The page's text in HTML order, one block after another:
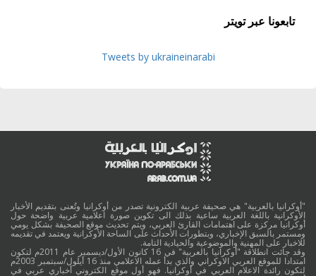
تابعونا عبر تويتر
Tweets by ukraineinarabi
"أوكرانيا بالعربية" هي صحيفة عربية الكترونية تصدر من أوكرانيا وتُعنى بتقديم الأخبار
الأوكرانية باللغة العربية ساعية بذلك الى تكوين صورة اعلامية عربية واضحة حول
أوكرانيا مركزة على اهتمامات القارئ العربي، ويتم تحديث موقع الصحيفة بشكل يومي
ومستمر بالسبق الإخباري، وبتطورات الأحداث على الساحة الأوكرانية ويعتمد في تقديمه
للاخبار على المهنية والموضوعية والحيادية التامة.
وقد جائت انطلاقة "أوكرانيا بالعربية" في 16 كانون الأول/ديسمبر عام 2011م لتكون
امتدادا للموقع العربي الاوكراني والذي بدأ عمله الاعلامي منذ 16 أيلول/سبتمبر 2003م
لتكون رائدة الاعلام العربي في أوكرانيا. فهو أول موقع الكتروني أخباري عربي في